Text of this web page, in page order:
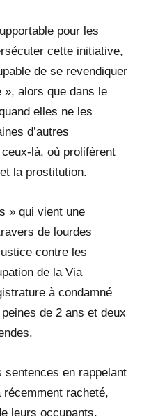
pour les
cette initiative,
de se revendiquer
», alors que dans le
elles ne les
d’autres
là, où prolifèrent
la prostitution.
» qui vient une
de lourdes
contre les
de la Via
à condamné
de 2 ans et deux
sentences en rappelant
racheté,
leurs occupants,